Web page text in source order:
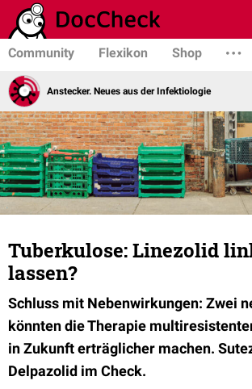
Community Flexikon Shop
Anstecker. Neues aus der Infektiologie
Tuberkulose: Linezolid
lassen?
Schluss mit Nebenwirkungen: Zwei
könnten die Therapie
in Zukunft erträglicher machen.
Delpazolid im Check.